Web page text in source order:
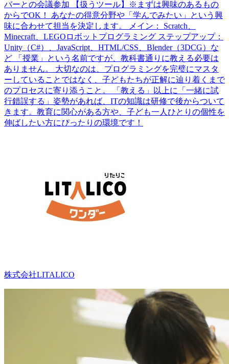
バーとの会議参加 【扱うツール】※まずは興味のあるもの
からでOK！ あなたの得意分野や「学んでみたい」という興
味に合わせて担当を決定します。 メイン： Scratch、
Minecraft、LEGOロボットプログラミング ステップアップ：
Unity（C#）、JavaScript、HTML/CSS、Blender（3DCG）な
ど 「授業」という名前ですが、教科書通りに教える必要は
ありません。 大切なのは、プログラミングを完璧にマスタ
ーしていることではなく、子どもたちが正解に辿り着くまで
のプロセスに寄り添うこと。 「教える」以上に「一緒に試
行錯誤する」姿勢があれば、ITの知識は研修で後からついて
きます。教育に関心がある方や、子ども一人ひとりの個性を
伸ばしたい方にぴったりの環境です！
株式会社LITALICO